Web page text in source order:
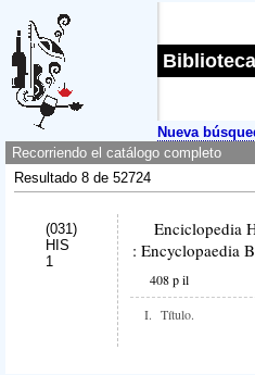
Nueva
Recorriendo el catálogo completo
Resultado 8 de 52724
(031)
HIS
1
Enciclopedia
: Encyclopaedia
408 p il
I. Título.